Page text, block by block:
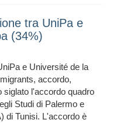
tra UniPa e
(34%)
e Université de la
accordo,
siglato l'accordo quadro
Studi di Palermo e
di Tunisi. L'accordo è